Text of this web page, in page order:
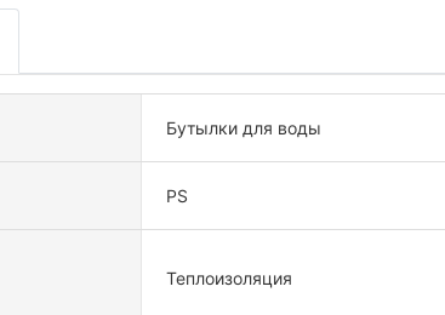
Бутылки для воды
PS
Теплоизоляция